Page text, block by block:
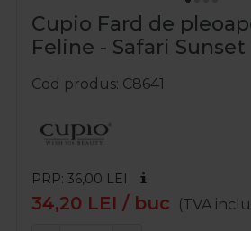
Cupio Fard de
Feline - Safari Sunset
Cod produs C8641
PRP: 36,00 LEI
34,20 LEI / buc (TVA